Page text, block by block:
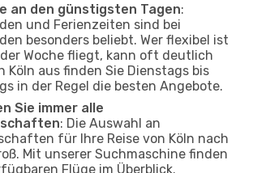
an den günstigsten Tagen:
und Ferienzeiten sind bei
besonders beliebt. Wer flexibel ist
Woche fliegt, kann oft deutlich
Köln aus finden Sie Dienstags bis
in der Regel die besten Angebote.
Sie immer alle
: Die Auswahl an
für Ihre Reise von Köln nach
Mit unserer Suchmaschine finden
Flüge im Überblick.